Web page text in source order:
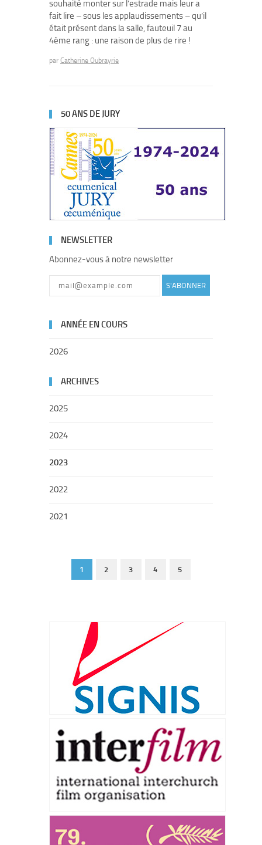
souhaité monter sur l’estrade mais leur a
fait lire – sous les applaudissements – qu’il
était présent dans la salle, fauteuil 7 au
4ème rang : une raison de plus de rire !
par Catherine Oubrayrie
50 ANS DE JURY
NEWSLETTER
Abonnez-vous à notre newsletter
S'ABONNER
ANNÉE EN COURS
2026
ARCHIVES
2025
2024
2023
2022
2021
1 2 3 4 5